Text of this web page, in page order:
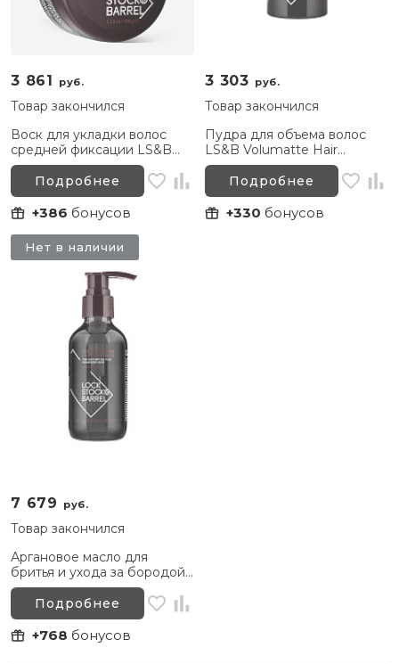
3 861 руб.
Товар закончился
Воск для укладки волос
средней фиксации LS&B
Classic Original Wax, 100 г
Подробнее
+386 бонусов
3 303 руб.
Товар закончился
Пудра для объема волос
LS&B Volumatte Hair
Powder, 10 г
Подробнее
+330 бонусов
7 679 руб.
Товар закончился
Аргановое масло для
бритья и ухода за бородой
LS&B Argan Blend Shave Oil,
100 млПодробнее
+768 бонусов
Нет в наличии